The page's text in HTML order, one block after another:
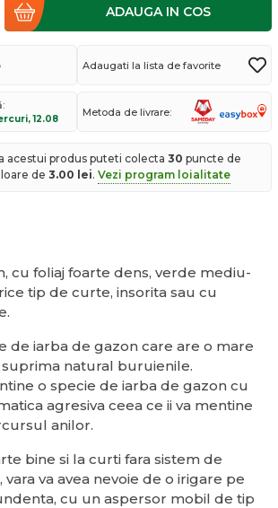
ADAUGA IN COS
Adaugati la lista de favorite
12.08
Metoda de livrare:
acestui produs puteti colecta 30 puncte de
de 3.00 lei. Vezi program loialitate
cu foliaj foarte dens, verde mediu-
tip de curte, insorita sau cu
de iarba de gazon care are o mare
natural buruienile.
o specie de iarba de gazon cu
agresiva ceea ce ii va mentine
anilor.
bine si la curti fara sistem de
va avea nevoie de o irigare pe
cu un aspersor mobil de tip